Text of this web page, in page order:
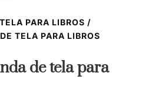
PARA LIBROS /
TELA PARA LIBROS
de tela para